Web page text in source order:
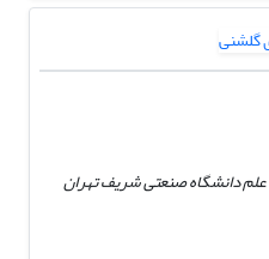
دانشگاه صنعتی شریف تهران